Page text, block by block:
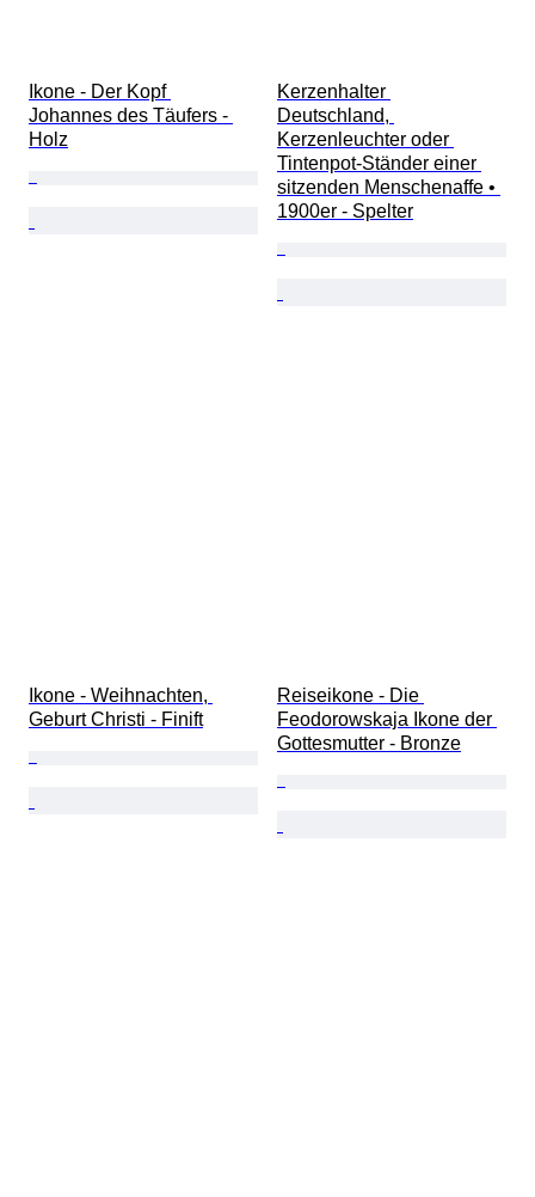
Ikone - Der Kopf
Johannes des Täufers -
Holz
Kerzenhalter
Deutschland,
Kerzenleuchter oder
Tintenpot-Ständer einer
sitzenden Menschenaffe •
1900er - Spelter
Ikone - Weihnachten,
Geburt Christi - Finift
Reiseikone - Die
Feodorowskaja Ikone der
Gottesmutter - Bronze